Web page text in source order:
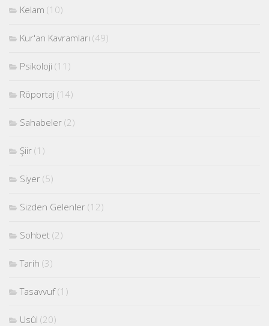
Kelam (10)
Kur'an Kavramları (49)
Psikoloji (11)
Röportaj (14)
Sahabeler (2)
Şiir (1)
Siyer (5)
Sizden Gelenler (12)
Sohbet (2)
Tarih (3)
Tasavvuf(1)
Usûl (20)